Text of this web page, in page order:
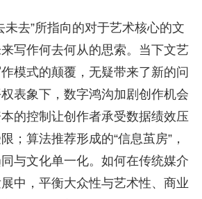
未去”所指向的对于艺术核心的文
写作何去何从的思索。当下文艺
模式的颠覆，无疑带来了新的问
表象下，数字鸿沟加剧创作机会
的控制让创作者承受数据绩效压
；算法推荐形成的“信息茧房”，
与文化单一化。如何在传统媒介
中，平衡大众性与艺术性、商业